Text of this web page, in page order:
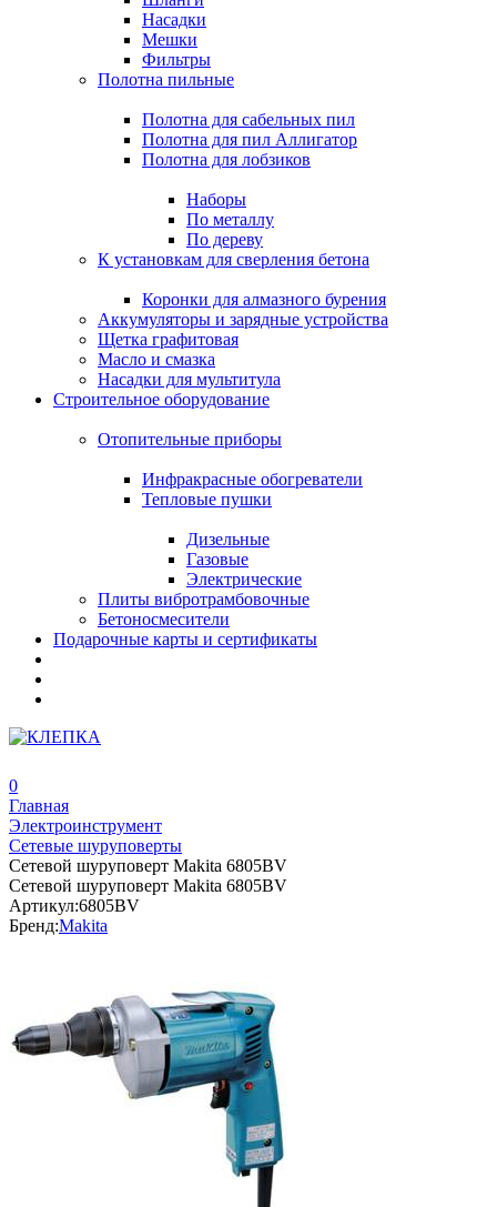
Насадки
Мешки
Фильтры
Полотна пильные
Полотна для сабельных пил
Полотна для пил Аллигатор
Полотна для лобзиков
Наборы
По металлу
По дереву
К установкам для сверления бетона
Коронки для алмазного бурения
Аккумуляторы и зарядные устройства
Щетка графитовая
Масло и смазка
Насадки для мультитула
Строительное оборудование
Отопительные приборы
Инфракрасные обогреватели
Тепловые пушки
Дизельные
Газовые
Электрические
Плиты вибротрамбовочные
Бетоносмесители
Подарочные карты и сертификаты
0
Главная
Электроинструмент
Сетевые шуруповерты
Сетевой шуруповерт Makita 6805BV
Сетевой шуруповерт Makita 6805BV
Артикул:6805BV
Бренд:Makita